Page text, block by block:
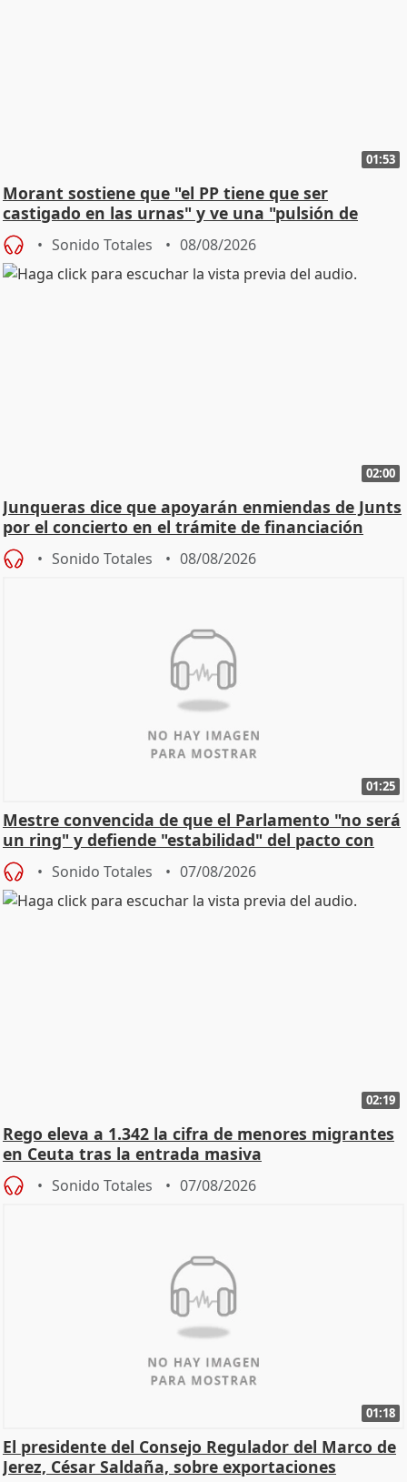
01:53
Morant sostiene que "el PP tiene que ser
castigado en las urnas" y ve una "pulsión de
cambio"
Sonido Totales 08/08/2026
02:00
Junqueras dice que apoyarán enmiendas de Junts
por el concierto en el trámite de financiación
Sonido Totales 08/08/2026
01:25
Mestre convencida de que el Parlamento "no será
un ring" y defiende "estabilidad" del pacto con
Vox
Sonido Totales 07/08/2026
02:19
Rego eleva a 1.342 la cifra de menores migrantes
en Ceuta tras la entrada masiva
Sonido Totales 07/08/2026
01:18
El presidente del Consejo Regulador del Marco de
Jerez, César Saldaña, sobre exportaciones